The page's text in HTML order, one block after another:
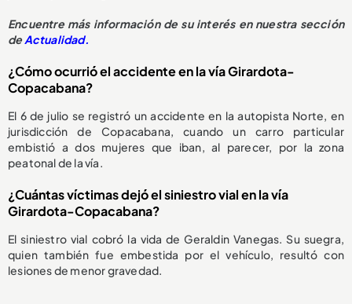
Encuentre más información de su interés en nuestra sección
deActualidad.
¿Cómo ocurrió el accidente en la vía Girardota-
Copacabana?
El 6 de julio se registró un accidente en la autopista Norte, en
jurisdicción de Copacabana, cuando un carro particular
embistió a dos mujeres que iban, al parecer, por la zona
peatonal de la vía.
¿Cuántas víctimas dejó el siniestro vial en la vía
Girardota-Copacabana?
El siniestro vial cobró la vida de Geraldin Vanegas. Su suegra,
quien también fue embestida por el vehículo, resultó con
lesiones de menor gravedad.